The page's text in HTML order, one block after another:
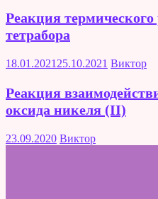
Реакция
тетрабора
18.01.2021 25.10.2021 Виктор
Реакция
оксида никеля (II)
23.09.2020 Виктор